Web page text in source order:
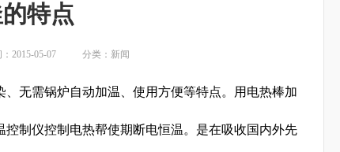
特点
：2015-05-07 分类：新闻
无需锅炉自动加温、使用方便等特点。用电热棒加
制仪控制电热帮使期断电恒温。是在吸收国内外先